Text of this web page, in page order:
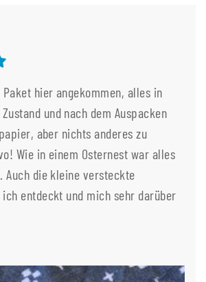
hier angekommen, alles in
und nach dem Auspacken
aber nichts anderes zu
Wie in einem Osternest war alles
Auch die kleine versteckte
entdeckt und mich sehr darüber